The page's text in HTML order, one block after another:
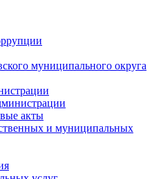
муниципального округа
акты
и муниципальных